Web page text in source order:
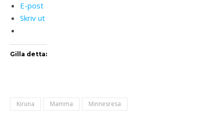
E-post
Skriv ut
Gilla detta:
Kiruna Mamma Minnesresa